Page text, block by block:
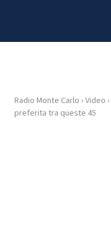
HOME
Radio Monte Carlo › Video ›
preferita tra queste 45